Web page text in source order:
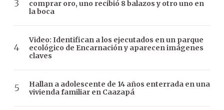
comprar oro, uno recibió 8 balazos y otro uno en
la boca
Video: Identifican a los ejecutados en un parque
ecológico de Encarnación y aparecen imágenes
claves
Hallan a adolescente de 14 años enterrada en una
vivienda familiar en Caazapá